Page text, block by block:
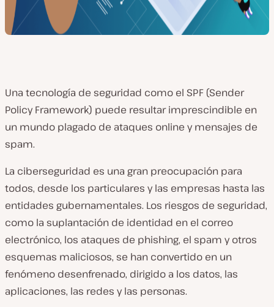
Una tecnología de seguridad como el SPF (Sender
Policy Framework) puede resultar imprescindible en
un mundo plagado de ataques online y mensajes de
spam.
La ciberseguridad es una gran preocupación para
todos, desde los particulares y las empresas hasta las
entidades gubernamentales. Los riesgos de seguridad,
como la suplantación de identidad en el correo
electrónico, los ataques de phishing, el spam y otros
esquemas maliciosos, se han convertido en un
fenómeno desenfrenado, dirigido a los datos, las
aplicaciones, las redes y las personas.